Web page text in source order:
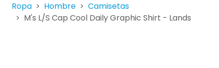
Ropa Hombre
Camisetas
M's L/S Cap Cool Daily Graphic Shirt - Lands